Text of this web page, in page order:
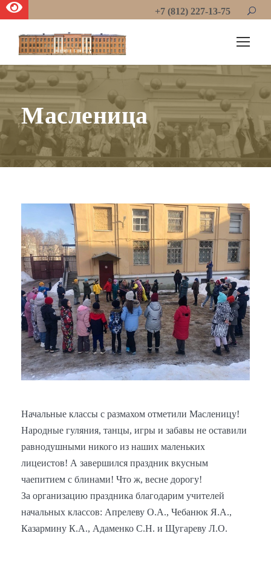
+7 (812) 227-13-75
Масленица
Начальные классы с размахом отметили Масленицу!
Народные гуляния, танцы, игры и забавы не оставили
равнодушными никого из наших маленьких
лицеистов! А завершился праздник вкусным
чаепитием с блинами! Что ж, весне дорогу!
За организацию праздника благодарим учителей
начальных классов: Апрелеву О.А., Чебанюк Я.А.,
Казармину К.А., Адаменко С.Н. и Щугареву Л.О.